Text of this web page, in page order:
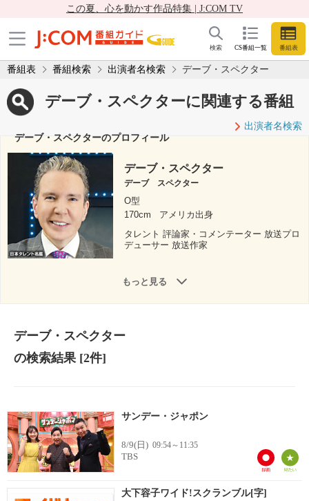
この夏、心を動かす作品特集 | J:COM TV
CS番組一覧 番組表
検索
番組表 番組検索 出演者名検索 デーブ・スペクター
デーブ・スペクターに関連する番組
出演者名検索
デーブ・スペクターのプロフィール
デーブ・スペクター
デーブ スペクター
O型
170cm
アメリカ出身
タレント 評論家・コメンテーター 放送プロ
デューサー 放送作家
もっと見る
デーブ・スペクター
の検索結果[2件]
サンデー・ジャポン
8/9(日) 09:54～11:35
TBS
大下容子ワイド!スクランブル[字]